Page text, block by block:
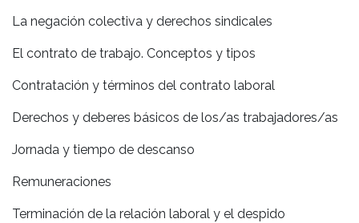
La negación colectiva y derechos sindicales
El contrato de trabajo. Conceptos y tipos
Contratación y términos del contrato laboral
Derechos y deberes básicos de los/as trabajadores/as
Jornada y tiempo de descanso
Remuneraciones
Terminación de la relación laboral y el despido